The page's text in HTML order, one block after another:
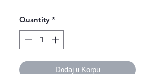
Quantity *
Dodaj u Korpu